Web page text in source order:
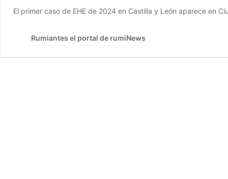
El primer caso de EHE de 2024 en Castilla y León aparece en
Rumiantes el portal de rumiNews